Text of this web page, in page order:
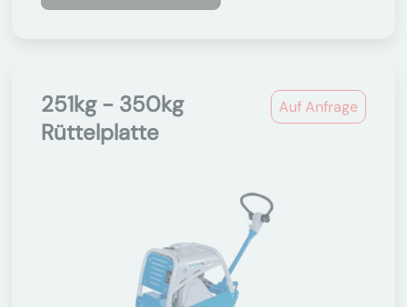
Auf Anfrage
251kg - 350kg
Rüttelplatte